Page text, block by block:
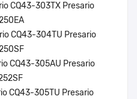
CQ43-303TX Presario
CQ43-304TU Presario
CQ43-305AU Presario
CQ43-305TU Presario